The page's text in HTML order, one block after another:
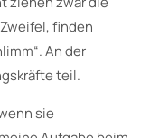
finden
An der
teil.
sie